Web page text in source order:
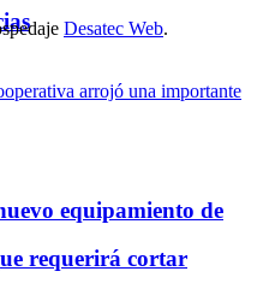
equipamiento de
requerirá cortar
Desatec Web.